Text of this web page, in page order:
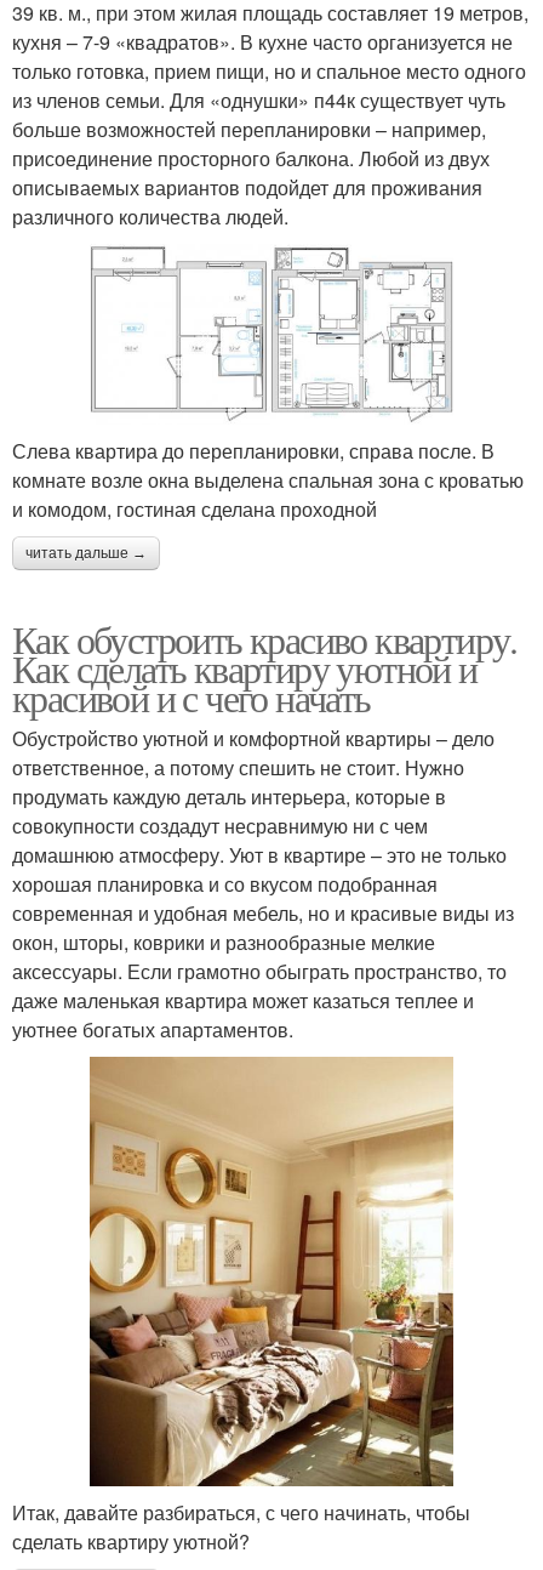
39 кв. м., при этом жилая площадь составляет 19 метров,
кухня – 7-9 «квадратов». В кухне часто организуется не
только готовка, прием пищи, но и спальное место одного
из членов семьи. Для «однушки» п44к существует чуть
больше возможностей перепланировки – например,
присоединение просторного балкона. Любой из двух
описываемых вариантов подойдет для проживания
различного количества людей.
Слева квартира до перепланировки, справа после. В
комнате возле окна выделена спальная зона с кроватью
и комодом, гостиная сделана проходной
читать дальше →
Как обустроить красиво квартиру.
Как сделать квартиру уютной и
красивой и с чего начать
Обустройство уютной и комфортной квартиры – дело
ответственное, а потому спешить не стоит. Нужно
продумать каждую деталь интерьера, которые в
совокупности создадут несравнимую ни с чем
домашнюю атмосферу. Уют в квартире – это не только
хорошая планировка и со вкусом подобранная
современная и удобная мебель, но и красивые виды из
окон, шторы, коврики и разнообразные мелкие
аксессуары. Если грамотно обыграть пространство, то
даже маленькая квартира может казаться теплее и
уютнее богатых апартаментов.
Итак, давайте разбираться, с чего начинать, чтобы
сделать квартиру уютной?